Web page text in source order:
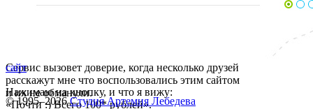
Сервис вызовет доверие, когда несколько друзей
расскажут мне что воспользовались этим сайтом
и их не обманули.
Нажимаю на кнопку, и что я вижу:
«Почти :) Всего 100* рублей».
сайт
© 1995–2026 Студия Артемия Лебедева